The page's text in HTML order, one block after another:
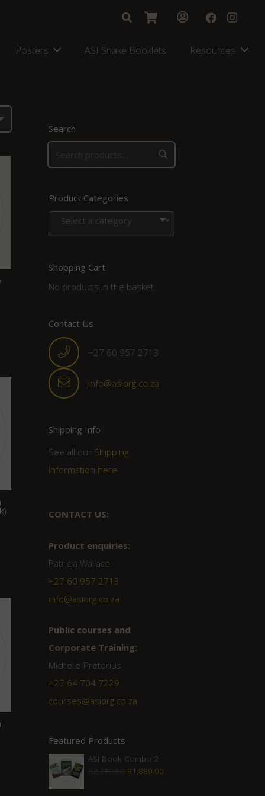
Posters ASI Snake Booklets Resources
Search
Product Categories
Select a category
Shopping Cart
No products in the basket.
Contact Us
+27 60 957 2713
info@asiorg.co.za
Shipping Info
See all our Shipping
Information here
CONTACT US:
Product enquiries:
Patricia Wallace
+27 60 957 2713
info@asiorg.co.za
Public courses and
Corporate Training:
Michelle Pretorius
+27 ‭64 704 7229
courses@asiorg.co.za
Featured Products
ASI Book Combo 2
R2,210.00 Original
R1,880.00